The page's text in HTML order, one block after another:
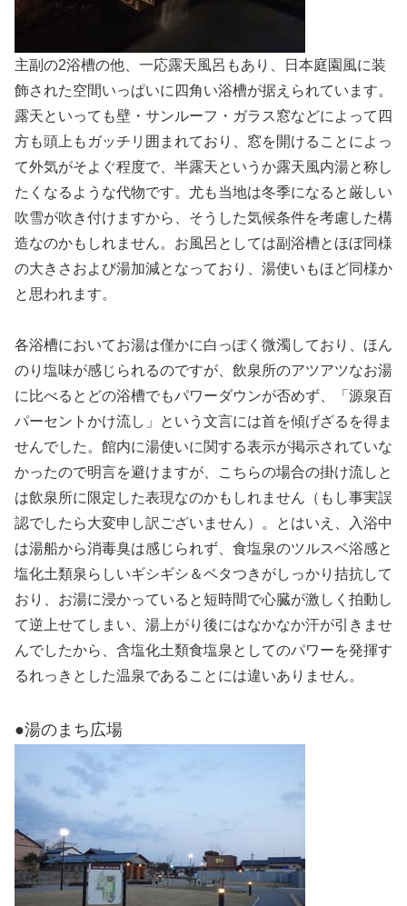
主副の2浴槽の他、一応露天風呂もあり、日本庭園風に装
飾された空間いっぱいに四角い浴槽が据えられています。
露天といっても壁・サンルーフ・ガラス窓などによって四
方も頭上もガッチリ囲まれており、窓を開けることによっ
て外気がそよぐ程度で、半露天というか露天風内湯と称し
たくなるような代物です。尤も当地は冬季になると厳しい
吹雪が吹き付けますから、そうした気候条件を考慮した構
造なのかもしれません。お風呂としては副浴槽とほぼ同様
の大きさおよび湯加減となっており、湯使いもほど同様か
と思われます。
各浴槽においてお湯は僅かに白っぽく微濁しており、ほん
のり塩味が感じられるのですが、飲泉所のアツアツなお湯
に比べるとどの浴槽でもパワーダウンが否めず、「源泉百
パーセントかけ流し」という文言には首を傾げざるを得ま
せんでした。館内に湯使いに関する表示が掲示されていな
かったので明言を避けますが、こちらの場合の掛け流しと
は飲泉所に限定した表現なのかもしれません（もし事実誤
認でしたら大変申し訳ございません）。とはいえ、入浴中
は湯船から消毒臭は感じられず、食塩泉のツルスベ浴感と
塩化土類泉らしいギシギシ＆ベタつきがしっかり拮抗して
おり、お湯に浸かっていると短時間で心臓が激しく拍動し
て逆上せてしまい、湯上がり後にはなかなか汗が引きませ
んでしたから、含塩化土類食塩泉としてのパワーを発揮す
るれっきとした温泉であることには違いありません。
●湯のまち広場